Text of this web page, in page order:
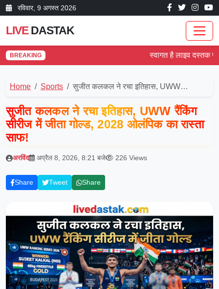
रविवार, 9 अगस्त 2026
LIVEDASTAK
BREAKING स्वागत है लाइव दस्तक
Home Sports सुजीत कलकल ने रचा इतिहास, UWW…
सुजीत कलकल ने रचा इतिहास, UWW रैंकिंग
सीरीज में जीता गोल्ड, 2028 ओलंपिक का रास्ता
साफ!
अरविंद अप्रैल 8, 2026, 8:21 बजे 226 Views
Share Tweet Share